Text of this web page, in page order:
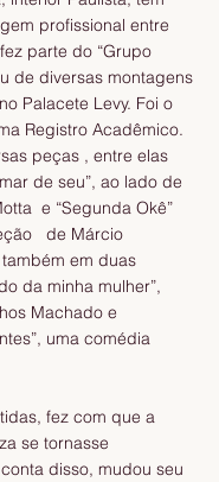
profissional entre
parte do “Grupo
de diversas montagens
Palacete Levy. Foi o
Registro Acadêmico.
peças , entre elas
de seu”, ao lado de
e “Segunda Okê”
de Márcio
em duas
da minha mulher”,
Machado e
uma comédia
fez com que a
se tornasse
disso, mudou seu